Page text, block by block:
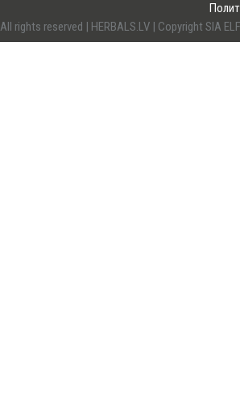
All rights reserved | HERBALS.LV | Copyright SIA